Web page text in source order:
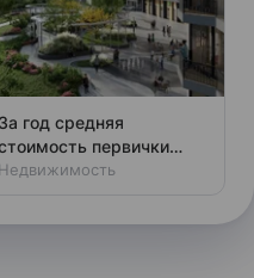
За год средняя
первички
Москвы снизилась
Недвижимость